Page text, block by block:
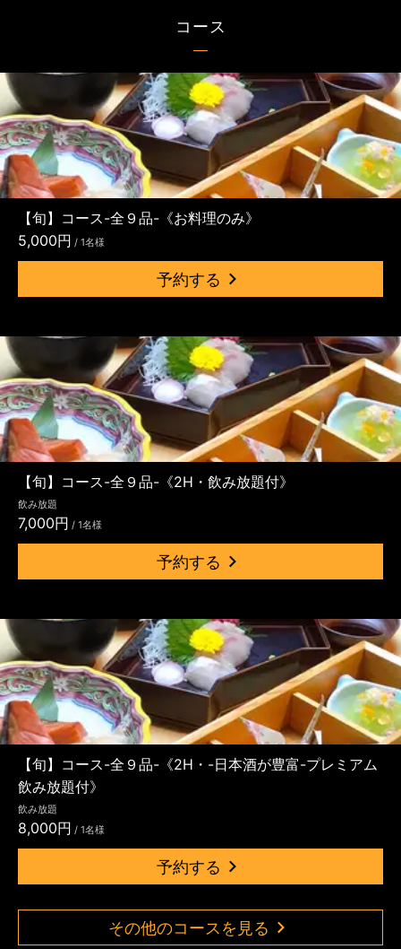
コース
【旬】コース-全９品-《お料理のみ》
5,000円 / 1名様
予約する
【旬】コース-全９品-《2H・飲み放題付》
飲み放題
7,000円 / 1名様
予約する
【旬】コース-全９品-《2H・-日本酒が豊富-プレミアム
飲み放題付》
飲み放題
8,000円 / 1名様
予約する
その他のコースを見る